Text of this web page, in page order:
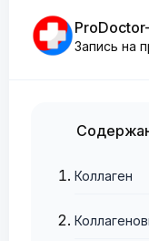
Запись на
Коллаген